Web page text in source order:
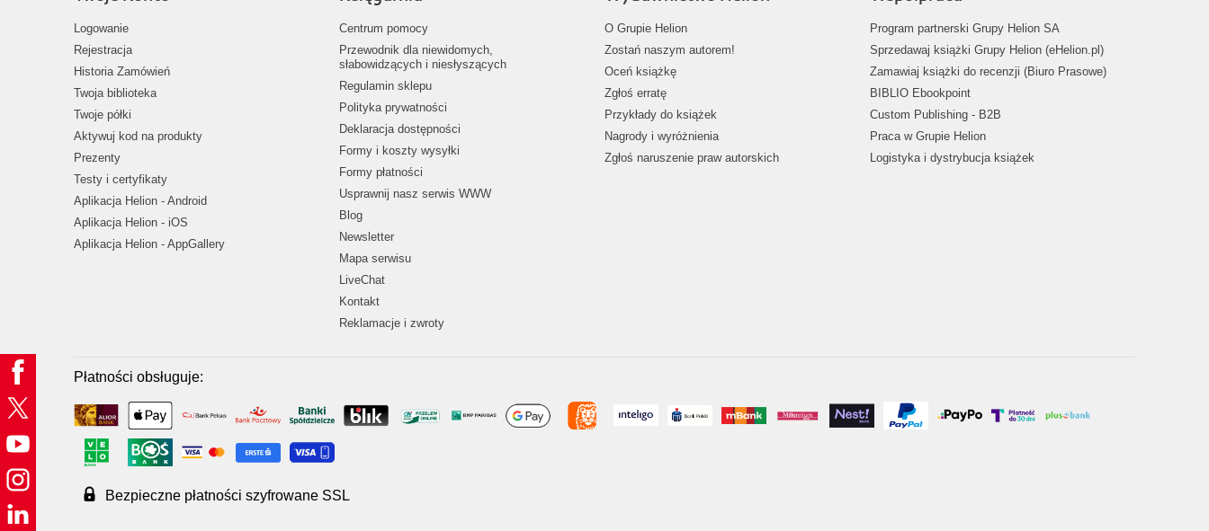
Logowanie
Rejestracja
Historia Zamówień
Twoja biblioteka
Twoje półki
Aktywuj kod na produkty
Prezenty
Testy i certyfikaty
Aplikacja Helion - Android
Aplikacja Helion - iOS
Aplikacja Helion - AppGallery
Centrum pomocy
Przewodnik dla niewidomych,
słabowidzących i niesłyszących
Regulamin sklepu
Polityka prywatności
Deklaracja dostępności
Formy i koszty wysyłki
Formy płatności
Usprawnij nasz serwis WWW
Blog
Newsletter
Mapa serwisu
LiveChat
Kontakt
Reklamacje i zwroty
O Grupie Helion
Zostań naszym autorem!
Oceń książkę
Zgłoś erratę
Przykłady do książek
Nagrody i wyróżnienia
Zgłoś naruszenie praw autorskich
Program partnerski Grupy Helion SA
Sprzedawaj książki Grupy Helion (eHelion.pl)
Zamawiaj książki do recenzji (Biuro Prasowe)
BIBLIO Ebookpoint
Custom Publishing - B2B
Praca w Grupie Helion
Logistyka i dystrybucja książek
Płatności obsługuje:
Bezpieczne płatności szyfrowane SSL